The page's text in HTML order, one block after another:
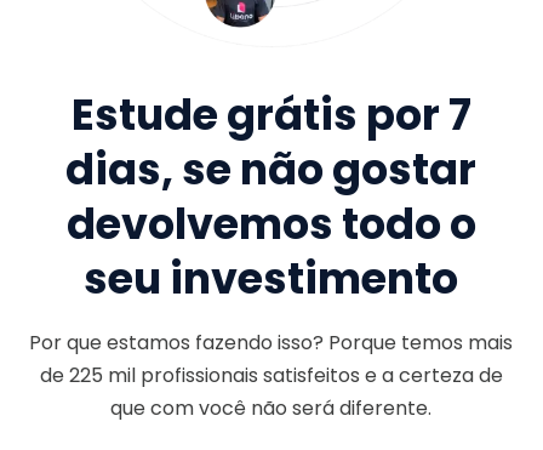
Estude grátis por 7
dias, se não gostar
devolvemos todo o
seu investimento
Por que estamos fazendo isso? Porque temos mais
de225 milprofissionais satisfeitos e a certeza de
que com você não será diferente.